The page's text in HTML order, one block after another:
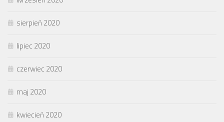
sierpień 2020
lipiec 2020
czerwiec 2020
maj 2020
kwiecień 2020